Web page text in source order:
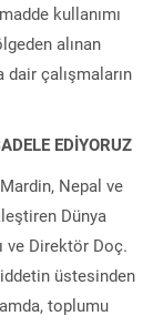
kullanımı
alınan
çalışmaların
EDİYORUZ
Nepal ve
Dünya
ve Direktör Doç.
üstesinden
toplumu